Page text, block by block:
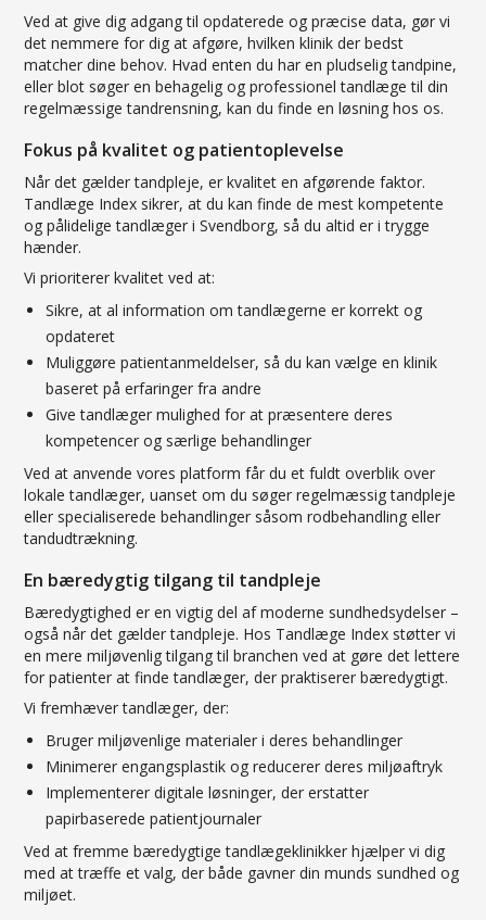
Ved at give dig adgang til opdaterede og præcise data, gør vi
det nemmere for dig at afgøre, hvilken klinik der bedst
matcher dine behov. Hvad enten du har en pludselig tandpine,
eller blot søger en behagelig og professionel tandlæge til din
regelmæssige tandrensning, kan du finde en løsning hos os.
Fokus på kvalitet og patientoplevelse
Når det gælder tandpleje, er kvalitet en afgørende faktor.
Tandlæge Index sikrer, at du kan finde de mest kompetente
og pålidelige tandlæger i Svendborg, så du altid er i trygge
hænder.
Vi prioriterer kvalitet ved at:
Sikre, at al information om tandlægerne er korrekt og
opdateret
Muliggøre patientanmeldelser, så du kan vælge en klinik
baseret på erfaringer fra andre
Give tandlæger mulighed for at præsentere deres
kompetencer og særlige behandlinger
Ved at anvende vores platform får du et fuldt overblik over
lokale tandlæger, uanset om du søger regelmæssig tandpleje
eller specialiserede behandlinger såsom rodbehandling eller
tandudtrækning.
En bæredygtig tilgang til tandpleje
Bæredygtighed er en vigtig del af moderne sundhedsydelser –
også når det gælder tandpleje. Hos Tandlæge Index støtter vi
en mere miljøvenlig tilgang til branchen ved at gøre det lettere
for patienter at finde tandlæger, der praktiserer bæredygtigt.
Vi fremhæver tandlæger, der:
Bruger miljøvenlige materialer i deres behandlinger
Minimerer engangsplastik og reducerer deres miljøaftryk
Implementerer digitale løsninger, der erstatter
papirbaserede patientjournaler
Ved at fremme bæredygtige tandlægeklinikker hjælper vi dig
med at træffe et valg, der både gavner din munds sundhed og
miljøet.